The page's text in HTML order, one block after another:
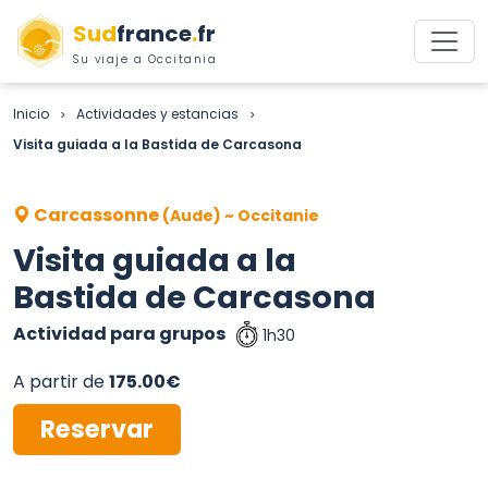
Sudfrance.fr
Su viaje a Occitania
Inicio > Actividades y estancias >
Visita guiada a la Bastida de Carcasona
Visita guiada a la
Bastida de Carcasona
Actividad para grupos 1h30
Carcassonne (Aude) ~ Occitanie
A partir de175.00€
Reservar